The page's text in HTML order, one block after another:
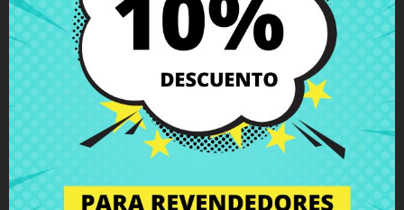
Grados
Comentarios
Bisagra derecha Lenovo B50-30 B50-
45 B50-70 B50-80 IdeaPad 305-15IBD